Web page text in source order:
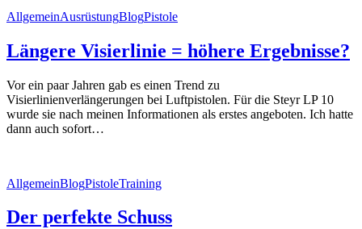
AllgemeinAusrüstungBlogPistole
Längere Visierlinie = höhere Ergebnisse?
Vor ein paar Jahren gab es einen Trend zu
Visierlinienverlängerungen bei Luftpistolen. Für die Steyr LP 10
wurde sie nach meinen Informationen als erstes angeboten. Ich hatte
dann auch sofort…
AllgemeinBlogPistoleTraining
Der perfekte Schuss